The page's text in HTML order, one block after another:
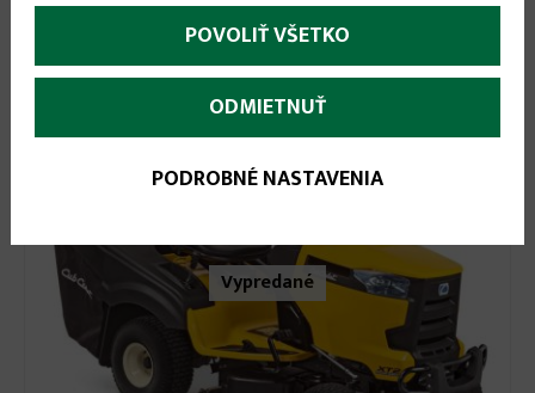
Darček
Vypredané
POVOLIŤ VŠETKO
ODMIETNUŤ
PODROBNÉ NASTAVENIA